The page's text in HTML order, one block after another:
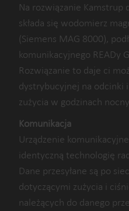
Na rozwiązanie
składa się wodomierz
(Siemens MAG 8000),
komunikacyjnego READy
Rozwiązanie to daje ci
dystrybucyjnej na odcinki
zużycia w godzinach
Komunikacja
Urządzenie
identyczną technologię
Dane przesyłane są po
dotyczącymi zużycia i
należących do danego